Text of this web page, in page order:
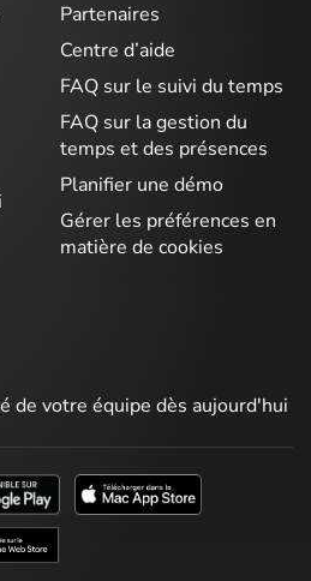
Partenaires
Centre d’aide
FAQ sur le suivi du temps
FAQ sur la gestion du
temps et des présences
Planifier une démo
Gérer les préférences en
matière de cookies
de votre équipe dès aujourd'hui